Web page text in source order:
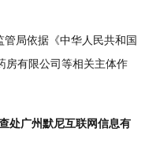
局依据《中华人民共和国
房有限公司等相关主体作
广州默尼互联网信息有